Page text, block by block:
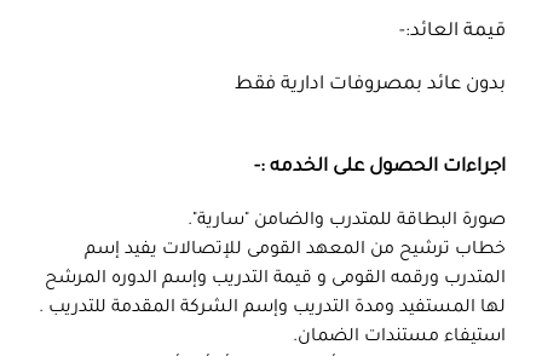
قيمة العائد:-
بدون عائد بمصروفات ادارية فقط
اجراءات الحصول على الخدمه :-
صورة البطاقة للمتدرب والضامن "سارية".
خطاب ترشيح من المعهد القومى للإتصالات يفيد إسم
المتدرب ورقمه القومى و قيمة التدريب وإسم الدوره المرشح
لها المستفيد ومدة التدريب وإسم الشركة المقدمة للتدريب .
استيفاء مستندات الضمان.